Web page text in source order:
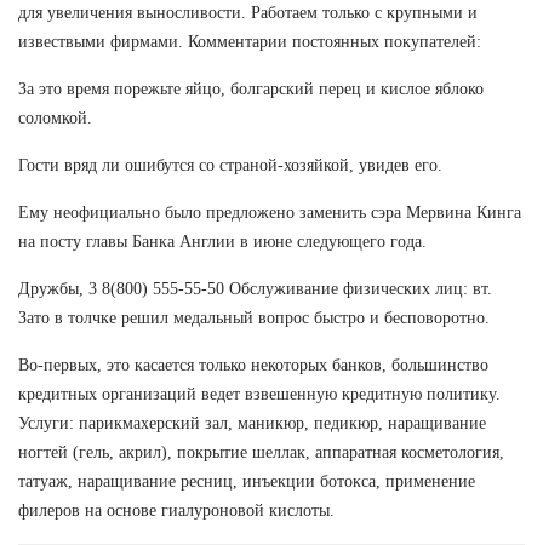
для увеличения выносливости. Работаем только с крупными и
извествыми фирмами. Комментарии постоянных покупателей:
За это время порежьте яйцо, болгарский перец и кислое яблоко
соломкой.
Гости вряд ли ошибутся со страной-хозяйкой, увидев его.
Ему неофициально было предложено заменить сэра Мервина Кинга
на посту главы Банка Англии в июне следующего года.
Дружбы, 3 8(800) 555-55-50 Обслуживание физических лиц: вт.
Зато в толчке решил медальный вопрос быстро и бесповоротно.
Во-первых, это касается только некоторых банков, большинство
кредитных организаций ведет взвешенную кредитную политику.
Услуги: парикмахерский зал, маникюр, педикюр, наращивание
ногтей (гель, акрил), покрытие шеллак, аппаратная косметология,
татуаж, наращивание ресниц, инъекции ботокса, применение
филеров на основе гиалуроновой кислоты.